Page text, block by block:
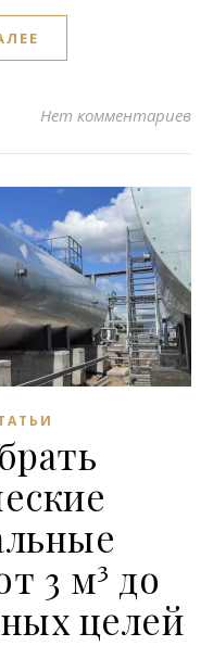
Нет комментариев
3 м³ до
целей